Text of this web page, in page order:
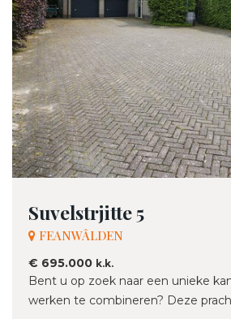
Suvelstrjitte 5
FEANWÂLDEN
€ 695.000 k.k.
Bent u op zoek naar een unieke
werken te combineren? Deze